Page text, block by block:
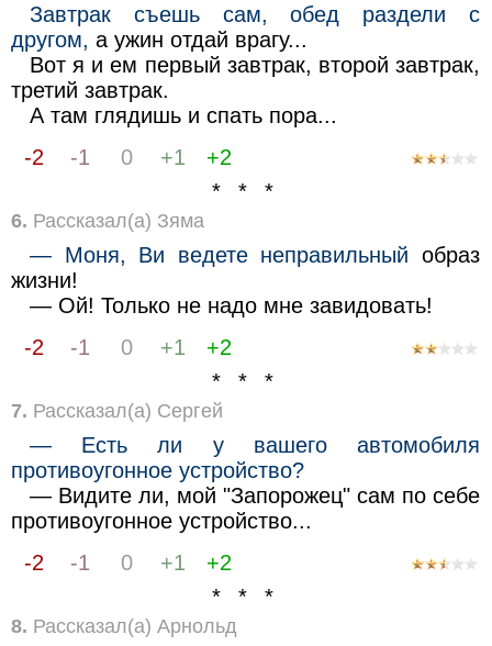
Завтрак съешь сам, обед раздели с
другом, а ужин отдай врагу...
Вот я и ем первый завтрак, второй завтрак,
третий завтрак.
А там глядишь и спать пора...
-2
-1 0 +1
+2
* * *
6. Рассказал(а) Зяма
— Моня, Ви ведете неправильный образ
жизни!
— Ой! Только не надо мне завидовать!
-2
-1 0 +1
+2
* * *
7. Рассказал(а) Сергей
— Есть ли у вашего автомобиля
противоугонное устройство?
— Видите ли, мой "Запорожец" сам по себе
противоугонное устройство...
-2
-1 0 +1
+2
* * *
8. Рассказал(а) Арнольд